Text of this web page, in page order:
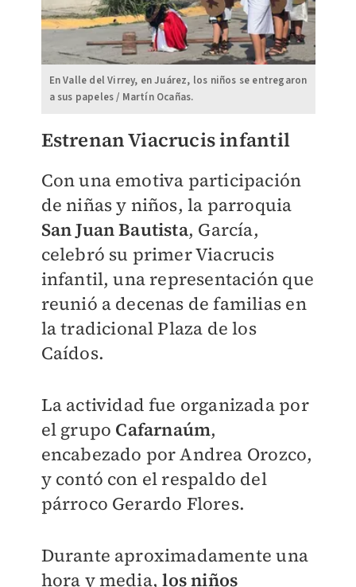
En Valle del Virrey, en Juárez, los niños se entregaron
a sus papeles / Martín Ocañas.
Estrenan Viacrucis infantil
Con una emotiva participación
de niñas y niños, la parroquia
San Juan Bautista, García,
celebró su primer Viacrucis
infantil, una representación que
reunió a decenas de familias en
la tradicional Plaza de los
Caídos.
La actividad fue organizada por
el grupo Cafarnaúm,
encabezado por Andrea Orozco,
y contó con el respaldo del
párroco Gerardo Flores.
Durante aproximadamente una
hora y media,los niños